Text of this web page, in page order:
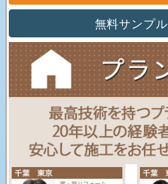
無料サンプル